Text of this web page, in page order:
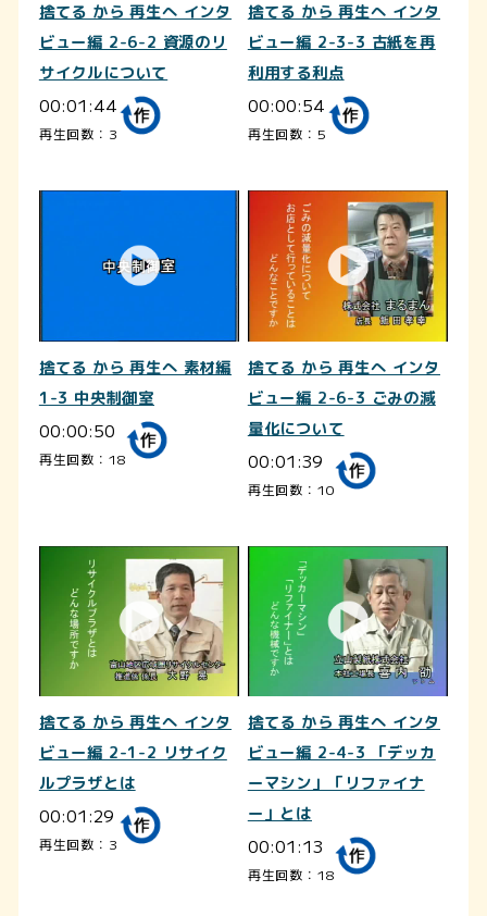
捨てる から 再生へ インタ
ビュー編 2-6-2 資源のリ
サイクルについて
00:01:44
再生回数：3
捨てる から 再生へ インタ
ビュー編 2-3-3 古紙を再
利用する利点
00:00:54
再生回数：5
捨てる から 再生へ 素材編
1-3 中央制御室
00:00:50
再生回数：18
捨てる から 再生へ インタ
ビュー編 2-6-3 ごみの減
量化について
00:01:39
再生回数：10
捨てる から 再生へ インタ
ビュー編 2-1-2 リサイク
ルプラザとは
00:01:29
再生回数：3
捨てる から 再生へ インタ
ビュー編 2-4-3 「デッカ
ーマシン」「リファイナ
ー」とは
00:01:13
再生回数：18